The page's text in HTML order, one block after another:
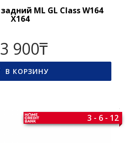
ML GL Class W164
X164
900₸
В КОРЗИНУ
3 - 6 - 12